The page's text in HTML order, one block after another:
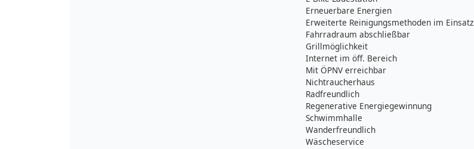
Erneuerbare Energien
Erweiterte Reinigungsmethoden im Einsatz
Fahrradraum abschließbar
Grillmöglichkeit
Internet im öff. Bereich
Mit ÖPNV erreichbar
Nichtraucherhaus
Radfreundlich
Regenerative Energiegewinnung
Schwimmhalle
Wanderfreundlich
Wäscheservice